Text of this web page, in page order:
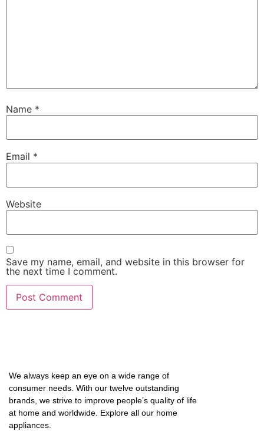
Name *
Email *
Website
Save my name, email, and website in this browser for
the next time I comment.
We always keep an eye on a wide range of
consumer needs. With our twelve outstanding
brands, we strive to improve people’s quality of life
at home and worldwide. Explore all our home
appliances.